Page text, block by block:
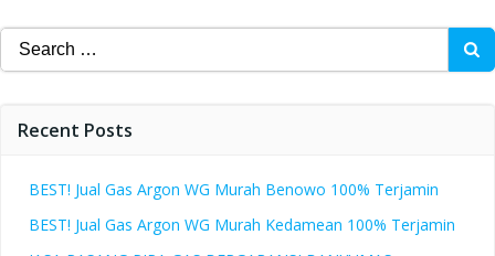
Search
for:
Recent Posts
BEST! Jual Gas Argon WG Murah Benowo 100% Terjamin
BEST! Jual Gas Argon WG Murah Kedamean 100% Terjamin